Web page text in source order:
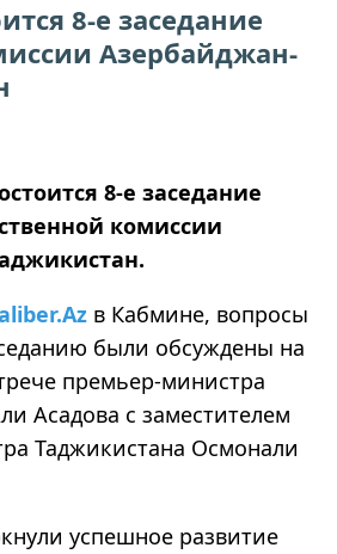
8-е заседание
Азербайджан-
8-е заседание
комиссии
в Кабмине, вопросы
были обсуждены на
премьер-министра
Асадова с заместителем
Таджикистана Осмонали
успешное развитие